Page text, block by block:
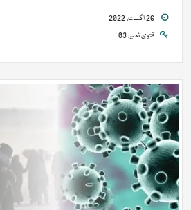
فتوی نمبر: 03